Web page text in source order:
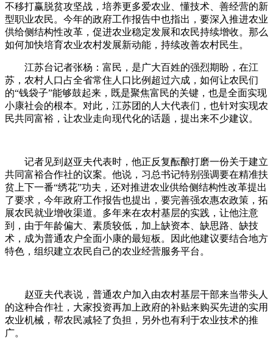
不移打赢脱贫攻坚战，培养更多爱农业、懂技术、善经营的新
型职业农民。今年的政府工作报告中也指出，要深入推进农业
供给侧结构性改革，促进农业稳定发展和农民持续增收。那么
如何加快培育农业农村发展新动能，持续改善农村民生。
江苏台记者张杨：富民，是广大百姓的强烈期盼，在江
苏，农村人口占全省常住人口比例超过六成，如何让农民们
的“钱袋子”能够鼓起来，既是聚焦富民的关键，也是全面实现
小康社会的根本。对此，江苏团的人大代表们，也针对实现农
民共同富裕，让农业走向现代化的话题，提出来不少建议。
记者见到赵亚夫代表时，他正反复酝酿打磨一份关于建立
共同富裕合作社的议案。他说，习总书记特别强调要在精准扶
贫上下一番“绣花”功夫，还对推进农业供给侧结构性改革提出
了要求，今年政府工作报告也提出，要完善强农惠农政策，拓
展农民就业增收渠道。多年来在农村基层的实践，让他注意
到，由于年龄偏大、素质较低，加上缺资本、缺思路、缺技
术，成为普通农户全面小康的最短板。因此他建议要结合地方
特色，组织建立农民自己的农业经营服务平台。
赵亚夫代表说，普通农户加入由农村基层干部来当带头人
的这种合作社，大家投资再加上政府的补贴来购买先进的实用
农业机械，帮农民减轻了负担，另外也有利于农业技术的推
广。